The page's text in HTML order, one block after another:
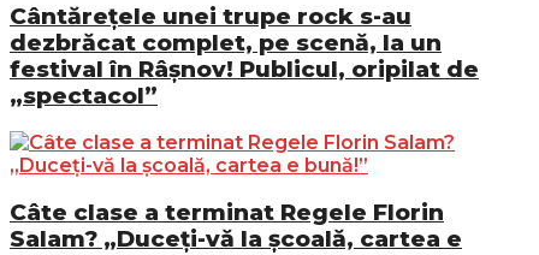
Cântărețele unei trupe rock s-au
dezbrăcat complet, pe scenă, la un
festival în Râșnov! Publicul, oripilat de
„spectacol”
Câte clase a terminat Regele Florin
Salam? „Duceți-vă la școală, cartea e